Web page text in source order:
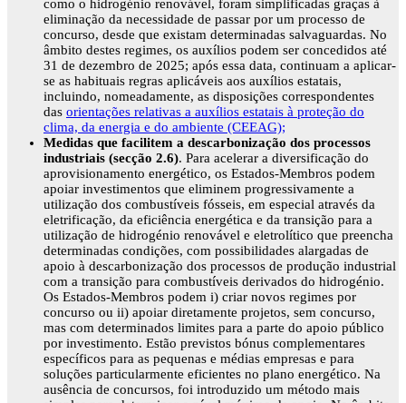
como o hidrogénio renovável, foram simplificadas graças à
eliminação da necessidade de passar por um processo de
concurso, desde que existam determinadas salvaguardas. No
âmbito destes regimes, os auxílios podem ser concedidos até
31 de dezembro de 2025; após essa data, continuam a aplicar-
se as habituais regras aplicáveis aos auxílios estatais,
incluindo, nomeadamente, as disposições correspondentes
das orientações relativas a auxílios estatais à proteção do
clima, da energia e do ambiente (CEEAG);
Medidas que facilitem a descarbonização dos processos
industriais (secção 2.6). Para acelerar a diversificação do
aprovisionamento energético, os Estados-Membros podem
apoiar investimentos que eliminem progressivamente a
utilização dos combustíveis fósseis, em especial através da
eletrificação, da eficiência energética e da transição para a
utilização de hidrogénio renovável e eletrolítico que preencha
determinadas condições, com possibilidades alargadas de
apoio à descarbonização dos processos de produção industrial
com a transição para combustíveis derivados do hidrogénio.
Os Estados-Membros podem i) criar novos regimes por
concurso ou ii) apoiar diretamente projetos, sem concurso,
mas com determinados limites para a parte do apoio público
por investimento. Estão previstos bónus complementares
específicos para as pequenas e médias empresas e para
soluções particularmente eficientes no plano energético. Na
ausência de concursos, foi introduzido um método mais